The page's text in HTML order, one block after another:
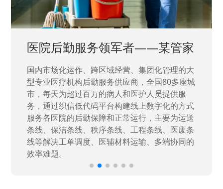
中国兵器工业集团——银光化学
国家“一五”期间156个重点项目之一。属于国家
高新技术企业，在信息化升级建设中，存在大
量“小、散、碎”的信息化需求，需要投入大量人
力资源进行开发，通过引入织信低代码平台，解
决当下遇到的各类业务难题，提升整体的IT研发
效率。